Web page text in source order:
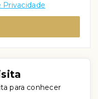
Privacidade
para conhecer